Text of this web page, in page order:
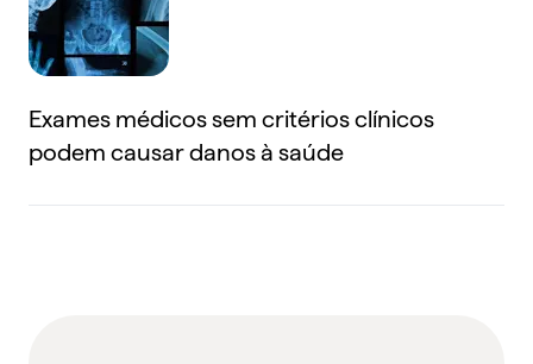
Exames médicos sem critérios clínicos
podem causar danos à saúde